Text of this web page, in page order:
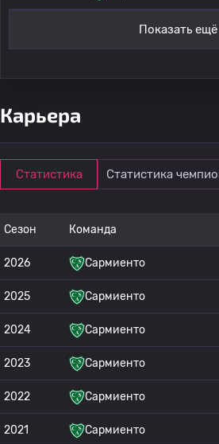
Показать ещё
Карьера
Статистика Статистика
Сезон Команда
2026 Сармиенто
2025 Сармиенто
2024 Сармиенто
2023 Сармиенто
2022 Сармиенто
2021 Сармиенто